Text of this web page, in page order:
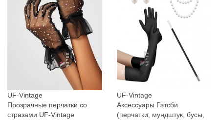
UF-Vintage
Прозрачные перчатки со
стразами UF-Vintage
UF-Vintage
Аксессуары Гэтсби
(перчатки, мундштук, бусы,